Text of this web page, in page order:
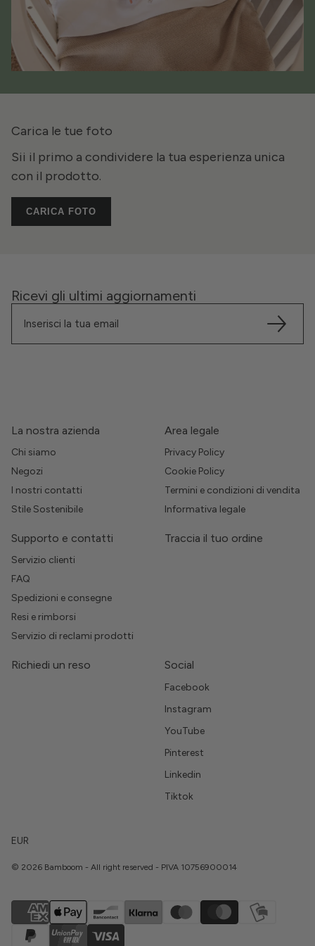
Carica le tue foto
Sii il primo a condividere la tua esperienza unica
con il prodotto.
CARICA FOTO
Ricevi gli ultimi aggiornamenti
La nostra azienda
Chi siamo
Negozi
I nostri contatti
Stile Sostenibile
Area legale
Privacy Policy
Cookie Policy
Termini e condizioni di vendita
Informativa legale
Supporto e contatti
Servizio clienti
FAQ
Spedizioni e consegne
Resi e rimborsi
Servizio di reclami prodotti
Traccia il tuo ordine
Richiedi un reso Social
Facebook
Instagram
YouTube
Pinterest
Linkedin
Tiktok
EUR
© 2026 Bamboom - All right reserved - PIVA 10756900014